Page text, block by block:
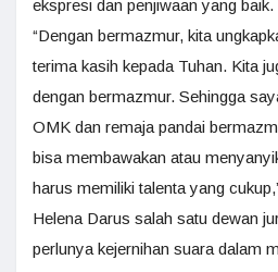
ekspresi dan penjiwaan yang baik.
“Dengan bermazmur, kita
terima kasih kepada Tuhan. Kita
dengan bermazmur. Sehingga
OMK dan remaja pandai
bisa membawakan atau
harus memiliki talenta yang
Helena Darus salah satu dewan
perlunya kejernihan suara dalam